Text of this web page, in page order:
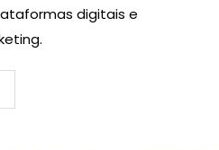
digitais e